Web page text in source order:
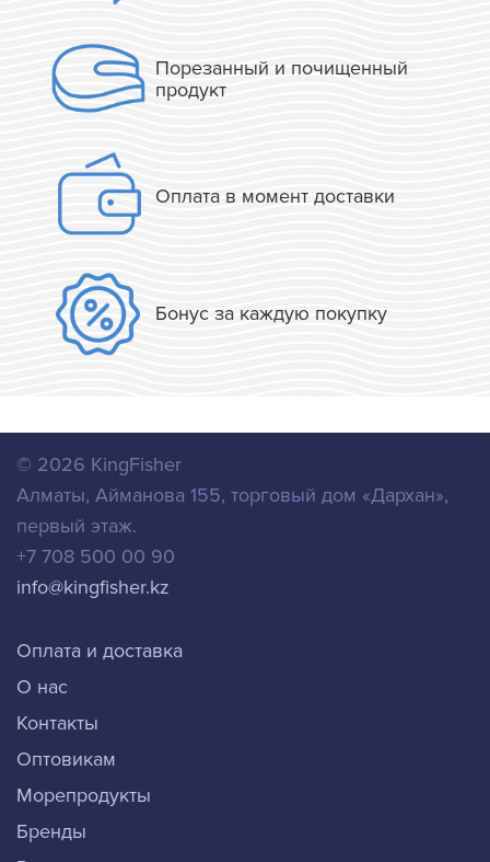
Порезанный и почищенный
продукт
Оплата в момент доставки
Бонус за каждую покупку
© 2026 KingFisher
Алматы, Айманова 155, торговый дом «Дархан»,
первый этаж.
+7 708 500 00 90
info@kingfisher.kz
Оплата и доставка
О нас
Контакты
Оптовикам
Морепродукты
Бренды